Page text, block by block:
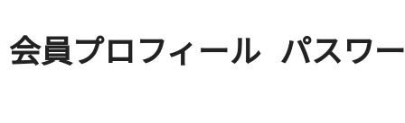
会員プロフィール パスワ